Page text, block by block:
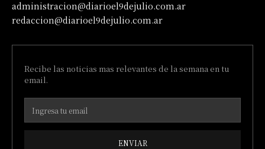
administracion@diarioel9dejulio.com.ar
redaccion@diarioel9dejulio.com.ar
Recibe las noticias mas relevantes de la semana en tu
email.
ENVIAR